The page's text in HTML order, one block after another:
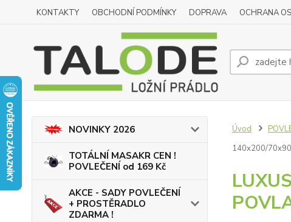
KONTAKTY OBCHODNÍ PODMÍNKY DOPRAVA OCHRANA
NOVINKY 2026
TOTÁLNÍ MASAKR CEN !
POVLEČENÍ od 169 Kč
AKCE - SADY POVLEČENÍ
+ PROSTĚRADLO
ZDARMA !
Úvod
140x200/